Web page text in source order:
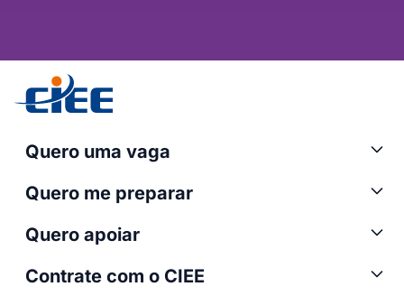
Quero uma vaga
Quero me preparar
Quero apoiar
Contrate com o CIEE